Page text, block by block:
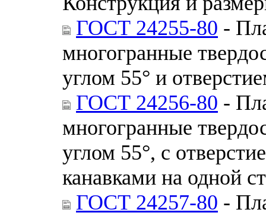
ГОСТ 24255-80 -
многогранные
углом 55° и
ГОСТ 24256-80 -
многогранные
углом 55°, c
канавками на одной
ГОСТ 24257-80 -